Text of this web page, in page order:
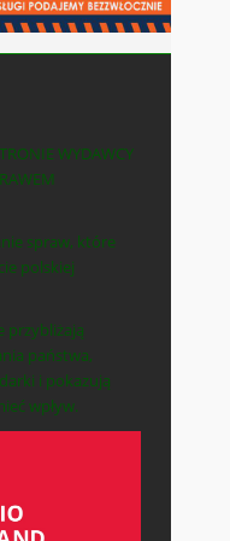
WYDAWCY
spraw, które
polskiej
przybliżają
państwa,
i pokazują
wpływ.